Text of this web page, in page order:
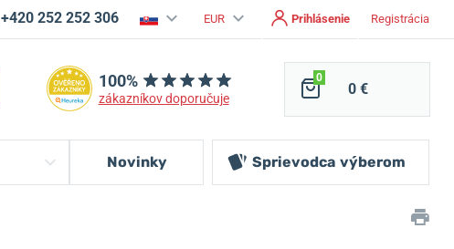
+420 252 252 306 EUR Prihlásenie Registrácia
100%
zákazníkov doporučuje
0
0 €
Novinky Sprievodca výberom